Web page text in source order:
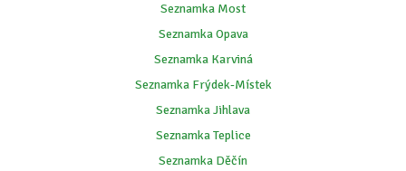
Seznamka Most
Seznamka Opava
Seznamka Karviná
Seznamka Frýdek-Místek
Seznamka Jihlava
Seznamka Teplice
Seznamka Děčín